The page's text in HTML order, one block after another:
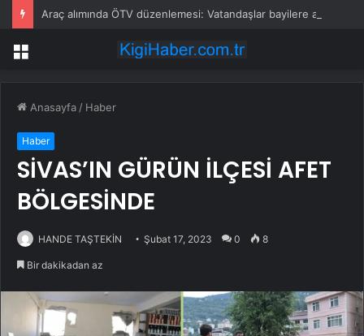
Menü
Anasayfa / Haber
Haber
SİVAS’IN GÜRÜN İLÇESİ AFET
BÖLGESİNDE
HANDE TAŞTEKİN Şubat 17, 2023 0 8
Bir dakikadan az